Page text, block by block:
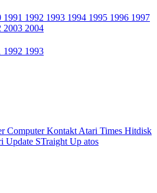
1991 1992 1993 1994 1995 1996 1997
2003 2004
1992 1993
Computer Kontakt Atari Times Hitdisk
Update STraight Up atos